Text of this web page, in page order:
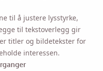
til å justere lysstyrke,
til tekstoverlegg gir
titler og bildetekster for
interessen.